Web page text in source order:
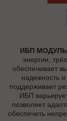
ИБП МОДУЛЬ
энергии,
обеспечивает
надежность и
поддерживает
ИБП
позволяет
обеспечить